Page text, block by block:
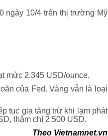
ngày 10/4 trên thị trường Mỹ
mức 2.345 USD/ounce.
của Fed. Vàng vẫn là loại
tục gia tăng trừ khi lạm phát
thậm chí 2.500 USD.
Theo Vietnamnet.vn